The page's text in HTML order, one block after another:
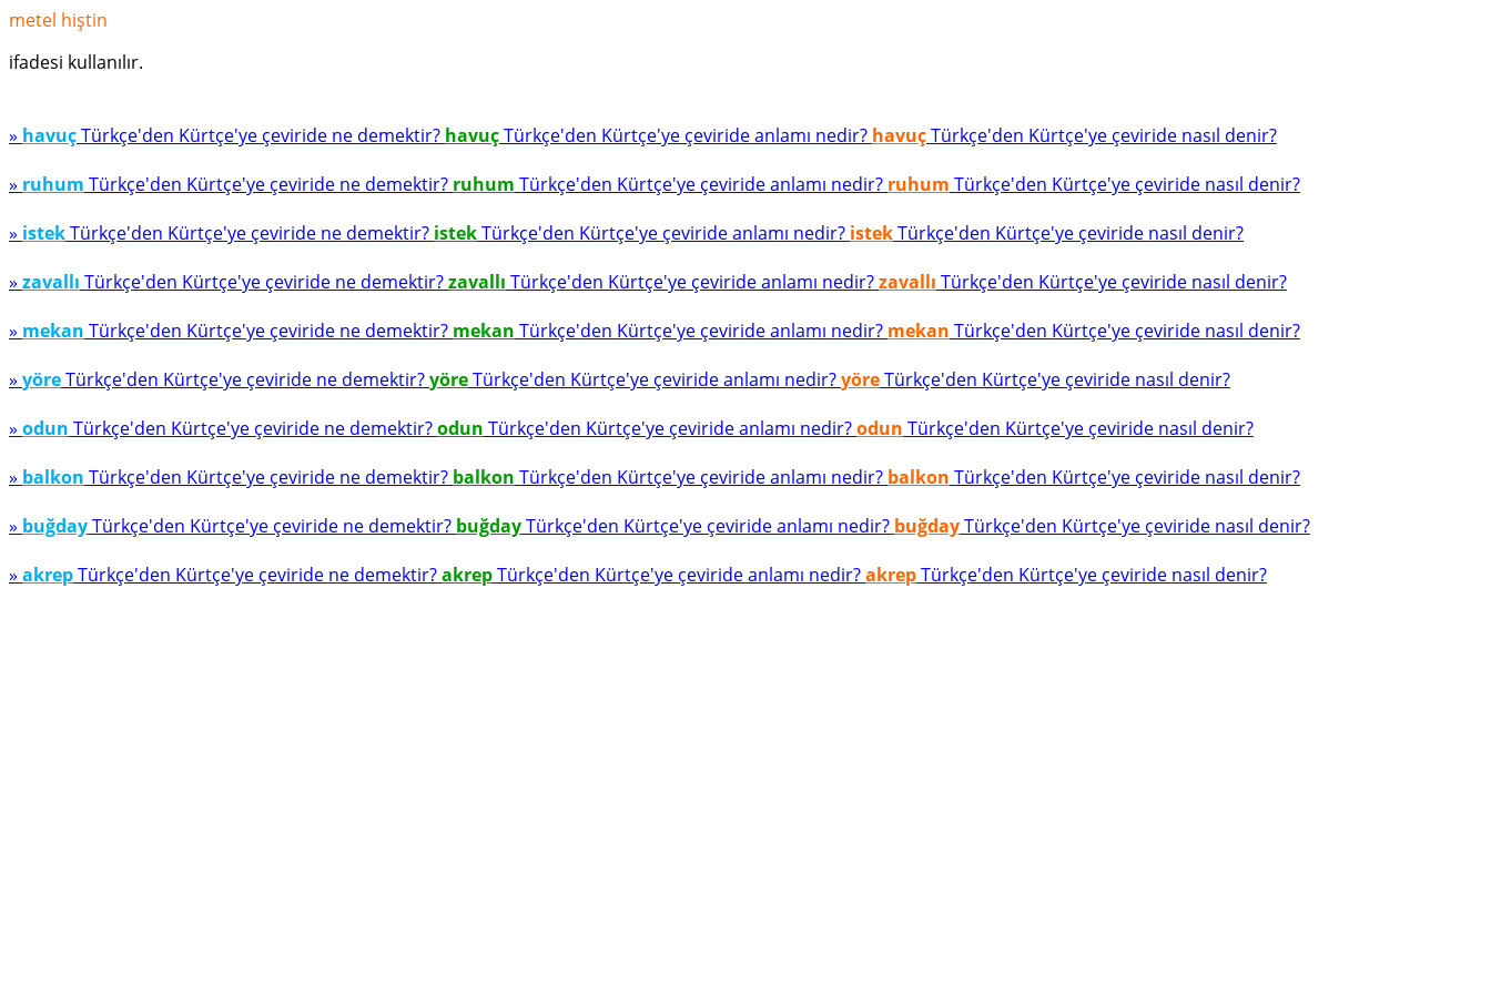
metel hiştin
ifadesi kullanılır.
» havuçTürkçe'den Kürtçe'ye çeviride ne demektir? havuçTürkçe'den Kürtçe'ye çeviride anlamı nedir? havuçTürkçe'den Kürtçe'ye çeviride nasıl denir?
» ruhum Türkçe'den Kürtçe'ye çeviride ne demektir? ruhum Türkçe'den Kürtçe'ye çeviride anlamı nedir? ruhum Türkçe'den Kürtçe'ye çeviride nasıl denir?
» istekTürkçe'den Kürtçe'ye çeviride ne demektir? istekTürkçe'den Kürtçe'ye çeviride anlamı nedir? istekTürkçe'den Kürtçe'ye çeviride nasıl denir?
» zavallı Türkçe'den Kürtçe'ye çeviride ne demektir?zavallı Türkçe'den Kürtçe'ye çeviride anlamı nedir?zavallı Türkçe'den Kürtçe'ye çeviride nasıl denir?
» mekan Türkçe'den Kürtçe'ye çeviride ne demektir? mekan Türkçe'den Kürtçe'ye çeviride anlamı nedir? mekan Türkçe'den Kürtçe'ye çeviride nasıl denir?
» yöreTürkçe'den Kürtçe'ye çeviride ne demektir?yöreTürkçe'den Kürtçe'ye çeviride anlamı nedir?yöreTürkçe'den Kürtçe'ye çeviride nasıl denir?
» odun Türkçe'den Kürtçe'ye çeviride ne demektir?odun Türkçe'den Kürtçe'ye çeviride anlamı nedir?odun Türkçe'den Kürtçe'ye çeviride nasıl denir?
» balkon Türkçe'den Kürtçe'ye çeviride ne demektir? balkon Türkçe'den Kürtçe'ye çeviride anlamı nedir? balkon Türkçe'den Kürtçe'ye çeviride nasıl denir?
» buğdayTürkçe'den Kürtçe'ye çeviride ne demektir? buğdayTürkçe'den Kürtçe'ye çeviride anlamı nedir? buğdayTürkçe'den Kürtçe'ye çeviride nasıl denir?
» akrepTürkçe'den Kürtçe'ye çeviride ne demektir?akrepTürkçe'den Kürtçe'ye çeviride anlamı nedir?akrepTürkçe'den Kürtçe'ye çeviride nasıl denir?